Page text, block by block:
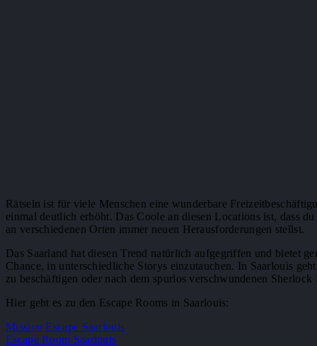
Rätseln ist für viele Menschen eine wunderbare
einmal deutlich erhöht. Das Coole an diesen Locations ist, dass
an verschiedenen Orten immer neuen Herausforderungen stellst.
Das Saarland hat diesen Trend natürlich aufgegriffen und bietet
Chance, in unterschiedliche Storys einzutauchen. In Saarlouis
zu beschäftigen oder nach dem spurlos verschwundenen Sherlock
Hier geht es zu den Escape Rooms in Saarlouis:
Mission Escape Saarlouis
Escape Room Saarlouis